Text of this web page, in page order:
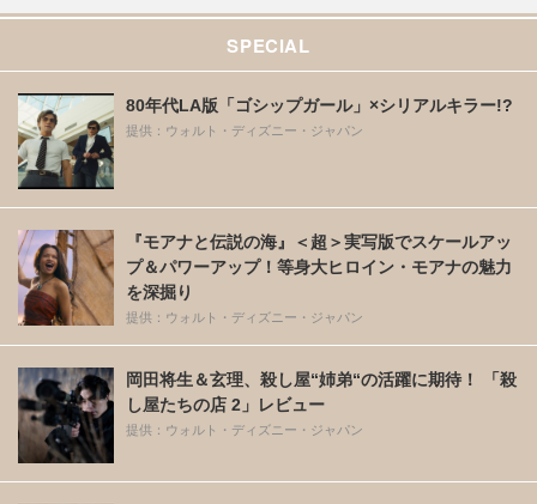
SPECIAL
80年代LA版「ゴシップガール」×シリアルキラー!?
提供：ウォルト・ディズニー・ジャパン
『モアナと伝説の海』＜超＞実写版でスケールアッ
プ＆パワーアップ！等身大ヒロイン・モアナの魅力
を深掘り
提供：ウォルト・ディズニー・ジャパン
岡田将生＆玄理、殺し屋“姉弟“の活躍に期待！ 「殺
し屋たちの店 2」レビュー
提供：ウォルト・ディズニー・ジャパン